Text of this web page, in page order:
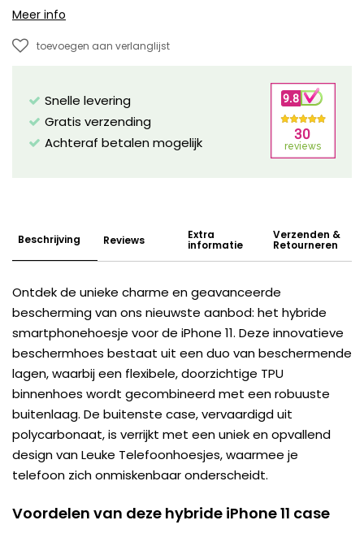
Meer info
toevoegen aan verlanglijst
Snelle levering
Gratis verzending
Achteraf betalen mogelijk
Beschrijving Reviews Extra
informatie
Verzenden &
Retourneren
Ontdek de unieke charme en geavanceerde
bescherming van ons nieuwste aanbod: het hybride
smartphonehoesje voor de iPhone 11. Deze innovatieve
beschermhoes bestaat uit een duo van beschermende
lagen, waarbij een flexibele, doorzichtige TPU
binnenhoes wordt gecombineerd met een robuuste
buitenlaag. De buitenste case, vervaardigd uit
polycarbonaat, is verrijkt met een uniek en opvallend
design van Leuke Telefoonhoesjes, waarmee je
telefoon zich onmiskenbaar onderscheidt.
Voordelen van deze hybride iPhone 11 case